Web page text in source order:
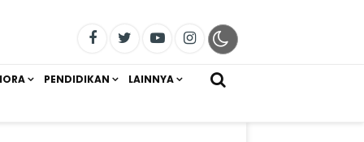
PENDIDIKAN LAINNYA